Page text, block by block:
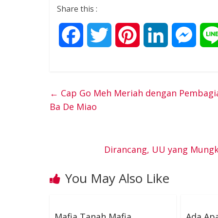
Share this :
e
o r
r
e
d
I
M
← Cap Go Meh Meriah dengan
Ba De Miao
Dirancang, UU yang
You May Also Like